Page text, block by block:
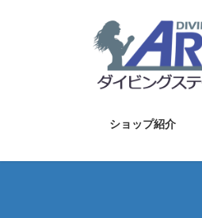
ッ
移
ショップ紹介